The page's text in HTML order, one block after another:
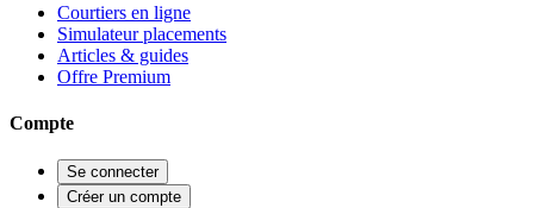
Courtiers en ligne
Simulateur placements
Articles & guides
Offre Premium
Compte
Se connecter
Créer un compte